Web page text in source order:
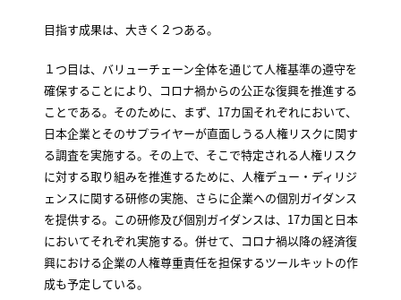
目指す成果は、大きく２つある。
１つ目は、バリューチェーン全体を通じて人権基準の遵守を
確保することにより、コロナ禍からの公正な復興を推進する
ことである。そのために、まず、17カ国それぞれにおいて、
日本企業とそのサプライヤーが直面しうる人権リスクに関す
る調査を実施する。その上で、そこで特定される人権リスク
に対する取り組みを推進するために、人権デュー・ディリジ
ェンスに関する研修の実施、さらに企業への個別ガイダンス
を提供する。この研修及び個別ガイダンスは、17カ国と日本
においてそれぞれ実施する。併せて、コロナ禍以降の経済復
興における企業の人権尊重責任を担保するツールキットの作
成も予定している。